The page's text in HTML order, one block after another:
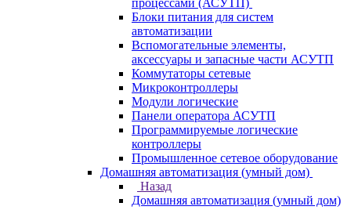
процессами (АСУТП)
Блоки питания для систем
автоматизации
Вспомогательные элементы,
аксессуары и запасные части АСУТП
Коммутаторы сетевые
Микроконтроллеры
Модули логические
Панели оператора АСУТП
Программируемые логические
контроллеры
Промышленное сетевое оборудование
Домашняя автоматизация (умный дом)
Назад
Домашняя автоматизация (умный дом)